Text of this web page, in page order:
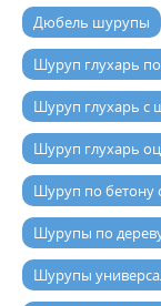
Дюбель шурупы
Шуруп глухарь
Шуруп глухарь с
Шуруп глухарь
Шуруп по бетону
Шурупы по
Шурупы